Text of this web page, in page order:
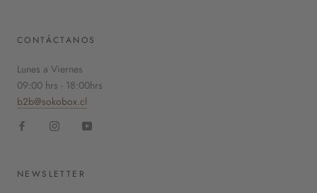
CONTÁCTANOS
Lunes a Viernes
09:00 hrs - 18:00hrs
b2b@sokobox.cl
NEWSLETTER